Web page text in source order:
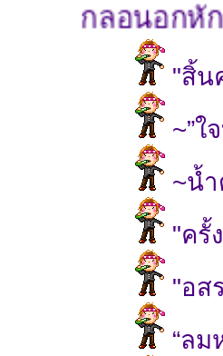
กลอนอกหัก
"สิ้น
~”ใ
~น้
"ครั้
"อส
“ลม